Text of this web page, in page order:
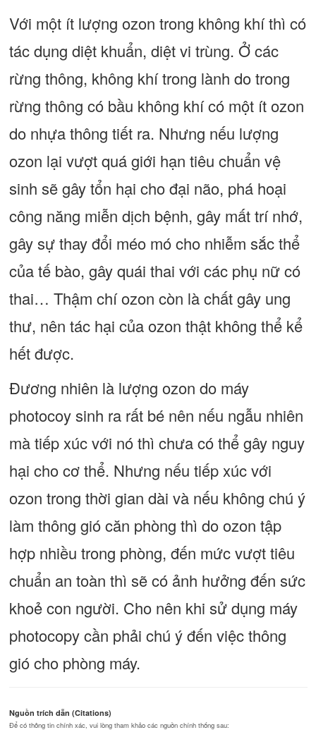
Với một ít lượng ozon trong không khí thì có
tác dụng diệt khuẩn, diệt vi trùng. Ở các
rừng thông, không khí trong lành do trong
rừng thông có bầu không khí có một ít ozon
do nhựa thông tiết ra. Nhưng nếu lượng
ozon lại vượt quá giới hạn tiêu chuẩn vệ
sinh sẽ gây tổn hại cho đại não, phá hoại
công năng miễn dịch bệnh, gây mất trí nhớ,
gây sự thay đổi méo mó cho nhiễm sắc thể
của tế bào, gây quái thai với các phụ nữ có
thai… Thậm chí ozon còn là chất gây ung
thư, nên tác hại của ozon thật không thể kể
hết được.
Đương nhiên là lượng ozon do máy
photocoy sinh ra rất bé nên nếu ngẫu nhiên
mà tiếp xúc với nó thì chưa có thể gây nguy
hại cho cơ thể. Nhưng nếu tiếp xúc với
ozon trong thời gian dài và nếu không chú ý
làm thông gió căn phòng thì do ozon tập
hợp nhiều trong phòng, đến mức vượt tiêu
chuẩn an toàn thì sẽ có ảnh hưởng đến sức
khoẻ con người. Cho nên khi sử dụng máy
photocopy cần phải chú ý đến việc thông
gió cho phòng máy.
Nguồn trích dẫn (Citations)
Để có thông tin chính xác, vui lòng tham khảo các nguồn chính thống sau: